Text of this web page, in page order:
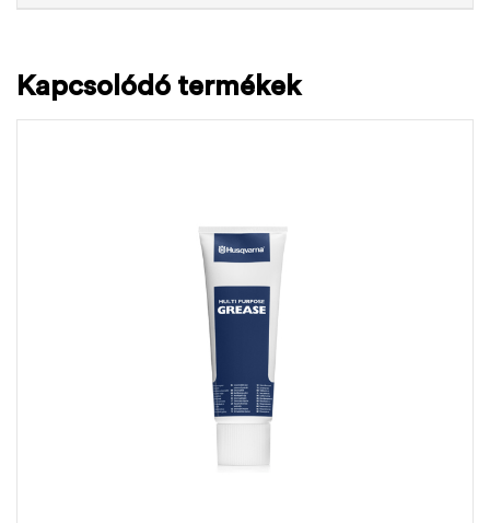
Kapcsolódó termékek